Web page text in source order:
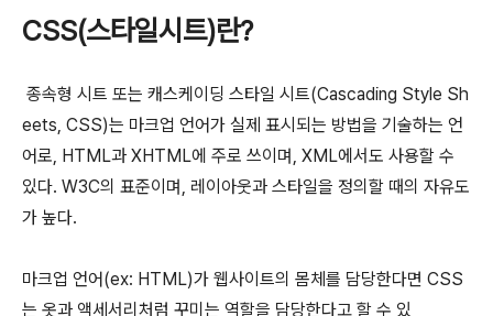
CSS(스타일시트)란?
종속형 시트 또는 캐스케이딩 스타일 시트(Cascading Style Sh
eets, CSS)는 마크업 언어가 실제 표시되는 방법을 기술하는 언
어로, HTML과 XHTML에 주로 쓰이며, XML에서도 사용할 수
있다. W3C의 표준이며, 레이아웃과 스타일을 정의할 때의 자유도
가 높다.
마크업 언어(ex: HTML)가 웹사이트의 몸체를 담당한다면 CSS
는 옷과 액세서리처럼 꾸미는 역할을 담당한다고 할 수 있